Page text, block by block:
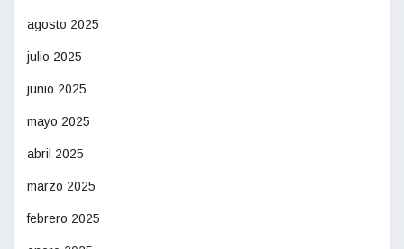
agosto 2025
julio 2025
junio 2025
mayo 2025
abril 2025
marzo 2025
febrero 2025